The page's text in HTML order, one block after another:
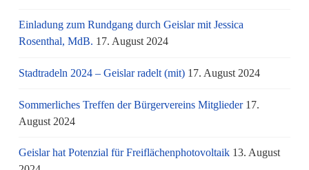
Einladung zum Rundgang durch Geislar mit Jessica
Rosenthal, MdB. 17. August 2024
Stadtradeln 2024 – Geislar radelt (mit) 17. August 2024
Sommerliches Treffen der Bürgervereins Mitglieder 17.
August 2024
Geislar hat Potenzial für Freiflächenphotovoltaik 13. August